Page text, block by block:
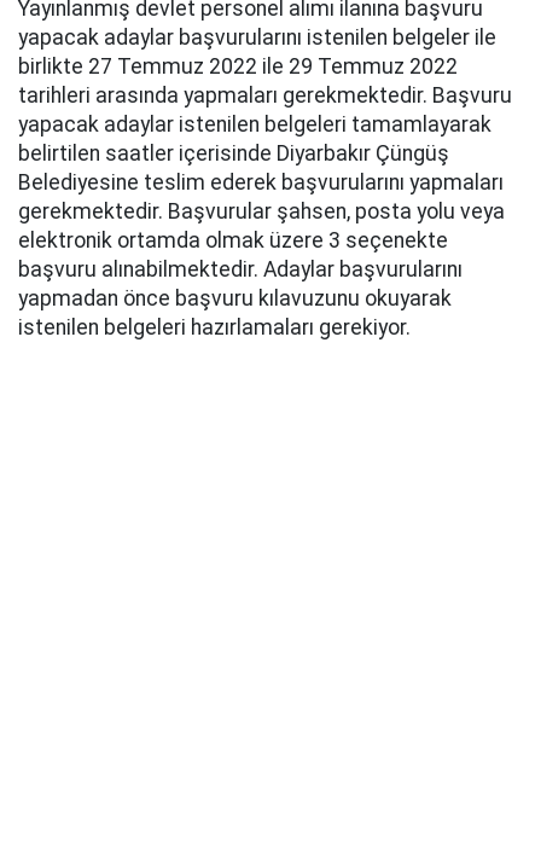
Yayınlanmış devlet personel alımı ilanına başvuru
yapacak adaylar başvurularını istenilen belgeler ile
birlikte 27 Temmuz 2022 ile 29 Temmuz 2022
tarihleri arasında yapmaları gerekmektedir. Başvuru
yapacak adaylar istenilen belgeleri tamamlayarak
belirtilen saatler içerisinde Diyarbakır Çüngüş
Belediyesine teslim ederek başvurularını yapmaları
gerekmektedir. Başvurular şahsen, posta yolu veya
elektronik ortamda olmak üzere 3 seçenekte
başvuru alınabilmektedir. Adaylar başvurularını
yapmadan önce başvuru kılavuzunu okuyarak
istenilen belgeleri hazırlamaları gerekiyor.